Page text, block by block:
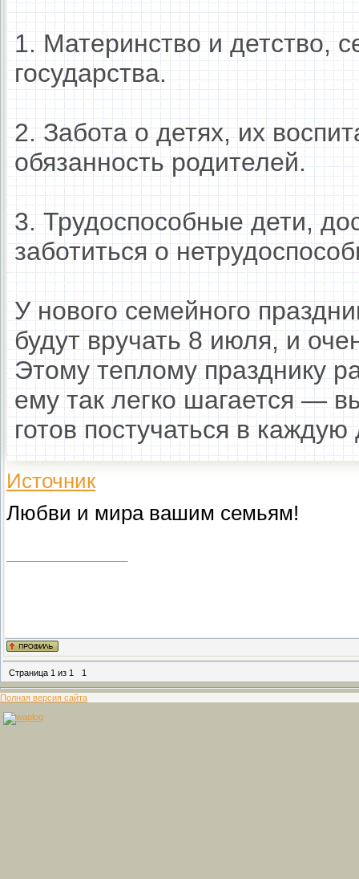
1. Материнство и детство,
государства.
2. Забота о детях, их
обязанность родителей.
3. Трудоспособные дети,
заботиться о
У нового семейного
будут вручать 8 июля, и
Этому теплому празднику
ему так легко шагается —
готов постучаться в каждую
Источник
Любви и мира вашим семьям!
Страница 1 из 1 1
Полная версия сайта